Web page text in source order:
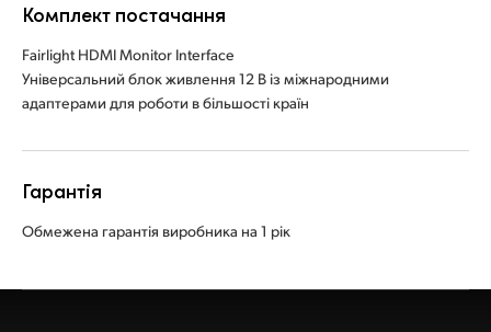
Комплект постачання
Fairlight HDMI Monitor Interface
Універсальний блок живлення 12 В із міжнародними
адаптерами для роботи в більшості країн
Гарантія
Обмежена гарантія виробника на 1 рік